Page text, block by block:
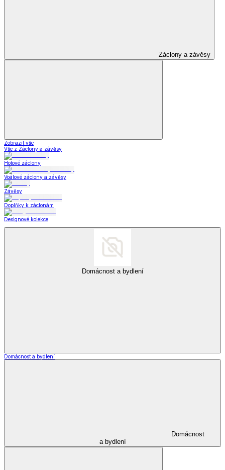
Záclony a závěsy
Zobrazit vše
Vše z Záclony a závěsy
Hotové záclony
Voálové záclony a závěsy
Závěsy
Doplňky k záclonám
Designové kolekce
Domácnost a bydlení
Domácnost a bydlení
Domácnost
a bydlení